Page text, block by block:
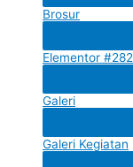
Brosur
Elementor #282
Galeri
Galeri Kegiatan